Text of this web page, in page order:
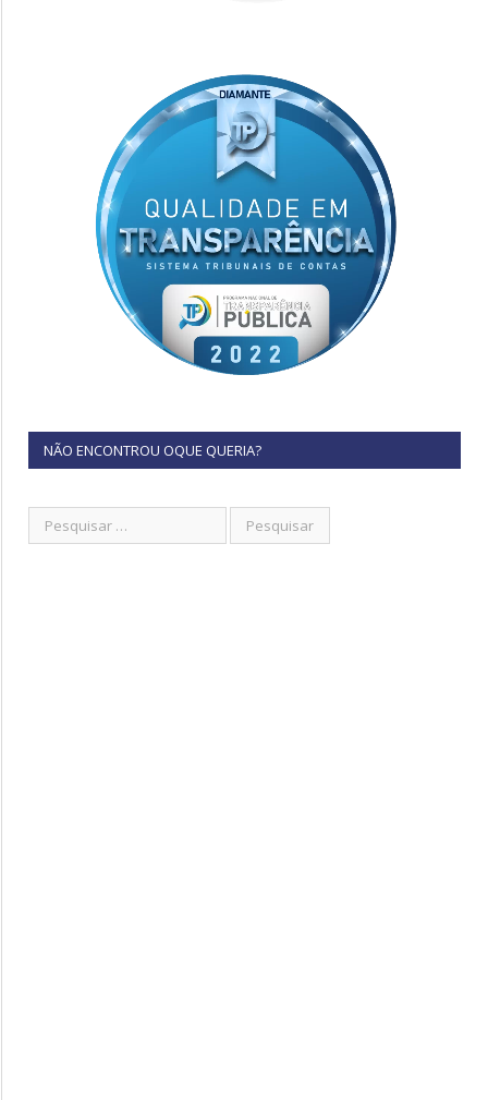
NÃO ENCONTROU OQUE QUERIA?